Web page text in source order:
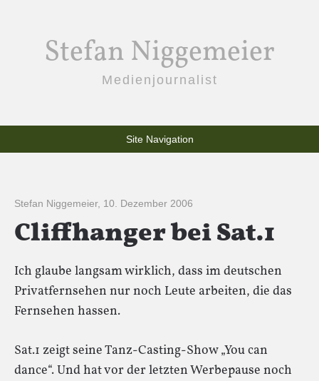
Stefan Niggemeier
Medienjournalist
Site Navigation
Stefan Niggemeier, 10. Dezember 2006
Cliffhanger bei Sat.1
Ich glaube langsam wirklich, dass im deutschen
Privatfernsehen nur noch Leute arbeiten, die das
Fernsehen hassen.
Sat.1 zeigt seine Tanz-Casting-Show „You can
dance“. Und hat vor der letzten Werbepause noch